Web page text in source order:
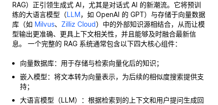
RAG）正引领生成式 AI，尤其是对话式 AI 的新潮流。它将预训
练的大语言模型（LLM，如 OpenAI 的 GPT）与存储于向量数据
库（如 Milvus、 Zilliz Cloud）中的外部知识源相结合，从而让模
型输出更准确、更具上下文相关性，并且能够及时融合最新信
息。 一个完整的 RAG 系统通常包含以下四大核心组件：
向量数据库：用于存储与检索向量化后的知识；
嵌入模型：将文本转为向量表示，为后续的相似度搜索提供支
持；
大语言模型（LLM）：根据检索到的上下文和用户提问生成回